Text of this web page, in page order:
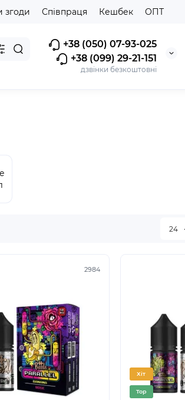
згоди Співпраця Кешбек ОПТ
+38 (050) 07-93-025
+38 (099) 29-21-151
дзвінки безкоштовні
24
2984
Хіт
Top